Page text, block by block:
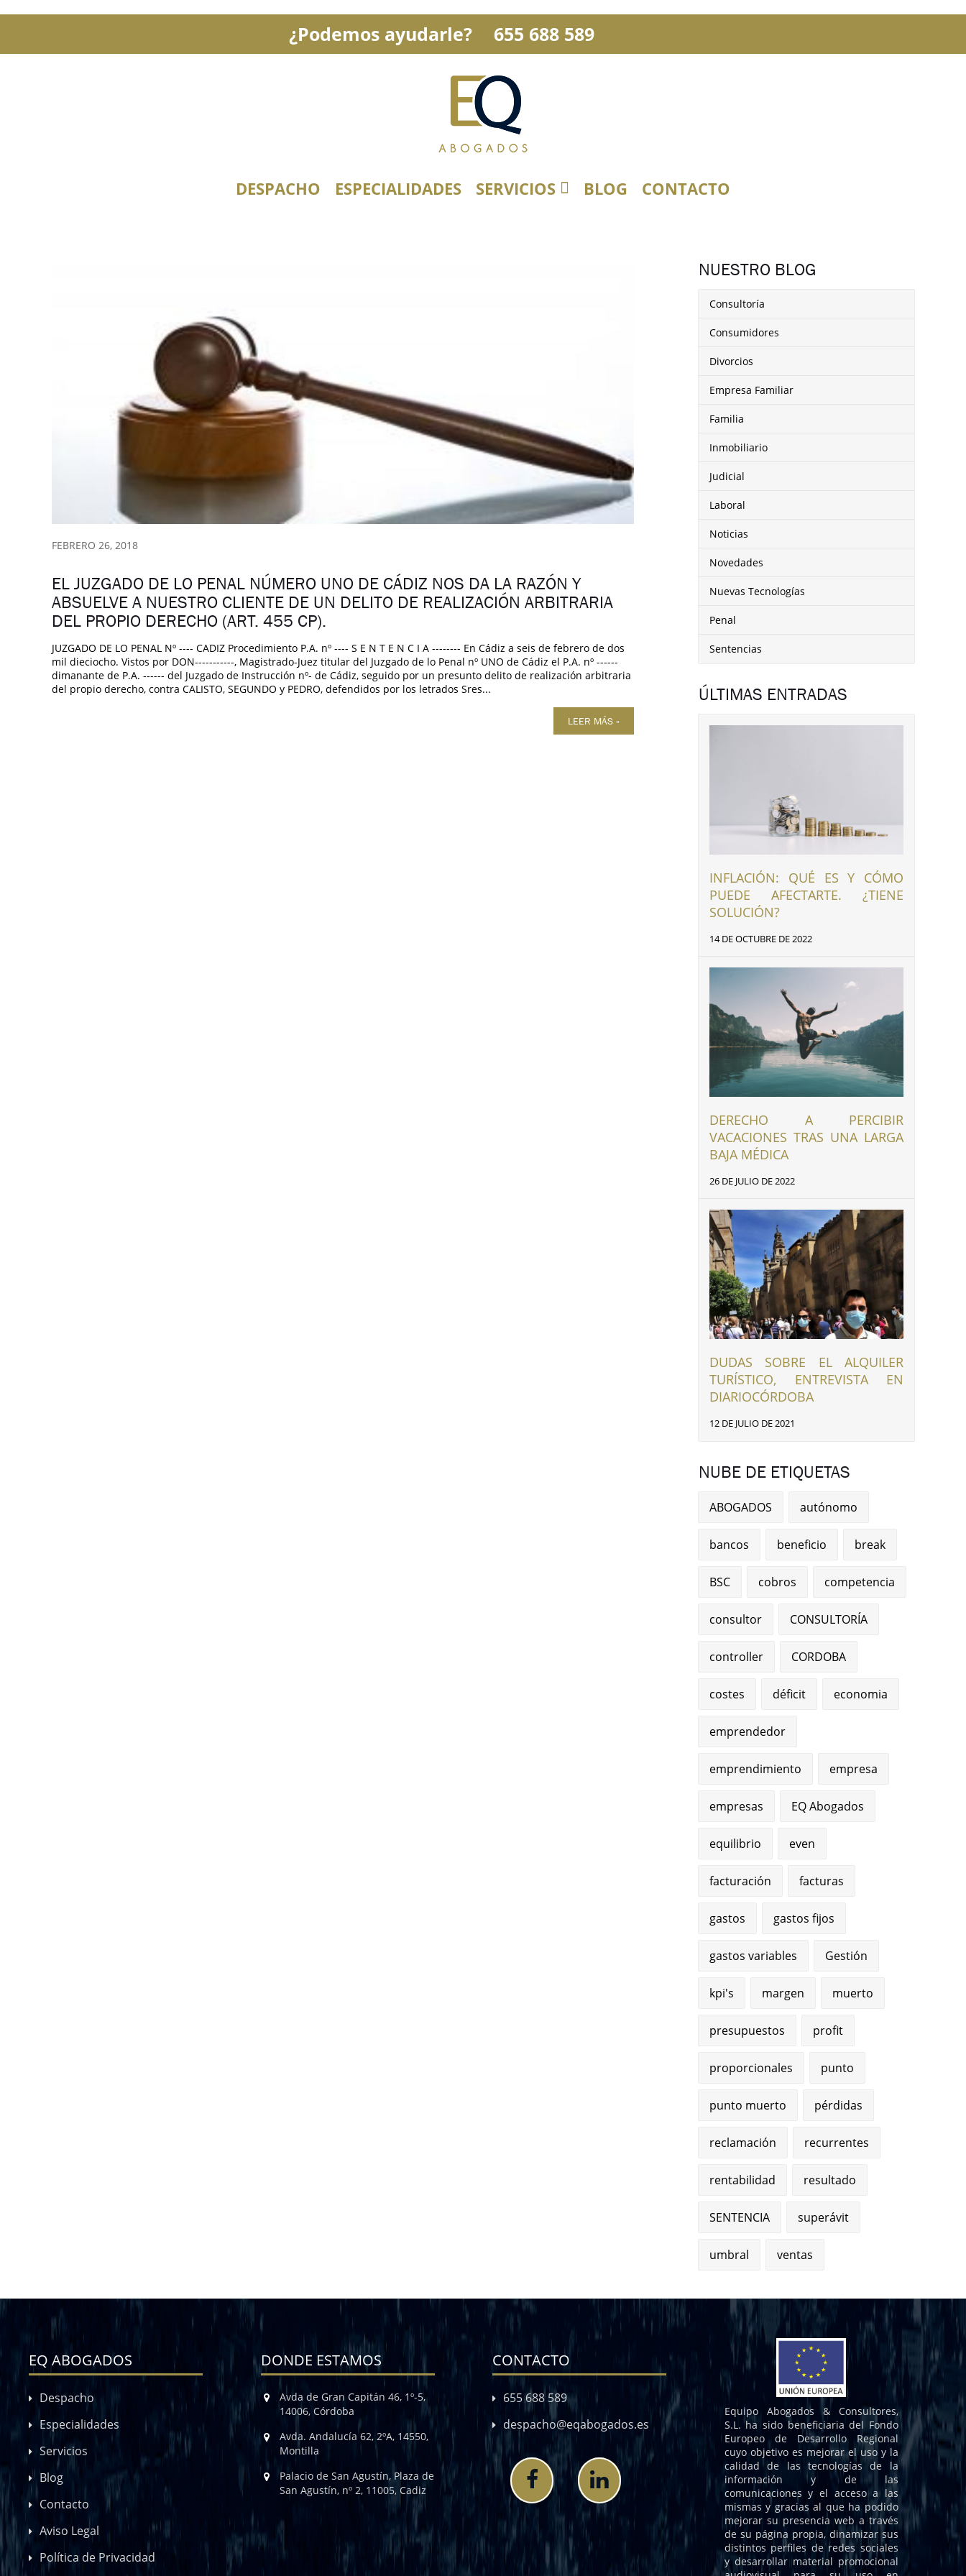
¿Podemos ayudarle? 655 688 589
DESPACHO ESPECIALIDADES SERVICIOS BLOG CONTACTO
FEBRERO 26, 2018
EL JUZGADO DE LO PENAL NÚMERO UNO DE CÁDIZ NOS DA LA RAZÓN Y
ABSUELVE A NUESTRO CLIENTE DE UN DELITO DE REALIZACIÓN ARBITRARIA
DEL PROPIO DERECHO (ART. 455 CP).
JUZGADO DE LO PENAL Nº ---- CADIZ Procedimiento P.A. nº ---- S E N T E N C I A -------- En Cádiz a seis de febrero de dos
mil dieciocho. Vistos por DON-----------, Magistrado-Juez titular del Juzgado de lo Penal nº UNO de Cádiz el P.A. nº ------
dimanante de P.A. ------ del Juzgado de Instrucción nº- de Cádiz, seguido por un presunto delito de realización arbitraria
del propio derecho, contra CALISTO, SEGUNDO y PEDRO, defendidos por los letrados Sres...
LEER MÁS »
NUESTRO BLOG
Consultoría
Consumidores
Divorcios
Empresa Familiar
Familia
Inmobiliario
Judicial
Laboral
Noticias
Novedades
Nuevas Tecnologías
Penal
Sentencias
ÚLTIMAS ENTRADAS
INFLACIÓN: QUÉ ES Y CÓMO
PUEDE AFECTARTE. ¿TIENE
SOLUCIÓN?
14 DE OCTUBRE DE 2022
DERECHO A PERCIBIR
VACACIONES TRAS UNA LARGA
BAJA MÉDICA
26 DE JULIO DE 2022
DUDAS SOBRE EL ALQUILER
TURÍSTICO, ENTREVISTA EN
DIARIOCÓRDOBA
12 DE JULIO DE 2021
NUBE DE ETIQUETAS
ABOGADOS autónomo
bancos beneficio break
BSC cobros competencia
consultor CONSULTORÍA
controller CORDOBA
costes déficit economia
emprendedor
emprendimiento empresa
empresas EQ Abogados
equilibrio even
facturación facturas
gastos gastos fijos
gastos variables Gestión
kpi's margen muerto
presupuestos profit
proporcionales punto
punto muerto pérdidas
reclamación recurrentes
rentabilidad resultado
SENTENCIA superávit
umbral ventas
EQ ABOGADOS
Despacho
Especialidades
Servicios
Blog
Contacto
Aviso Legal
Política de Privacidad
DONDE ESTAMOS
Avda de Gran Capitán 46, 1º-5,
14006, Córdoba
Avda. Andalucía 62, 2ºA, 14550,
Montilla
Palacio de San Agustín, Plaza de
San Agustín, nº 2, 11005, Cadiz
CONTACTO
655 688 589
despacho@eqabogados.es
Equipo Abogados & Consultores,
S.L. ha sido beneficiaria del Fondo
Europeo de Desarrollo Regional
cuyo objetivo es mejorar el uso y la
calidad de las tecnologías de la
información y de las
comunicaciones y el acceso a las
mismas y gracias al que ha podido
mejorar su presencia web a través
de su página propia, dinamizar sus
distintos perfiles de redes sociales
y desarrollar material promocional